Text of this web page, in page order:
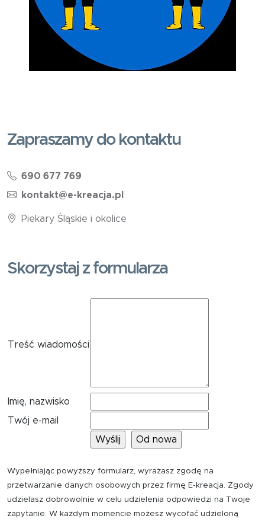
Zapraszamy do kontaktu
690 677 769
kontakt@e-kreacja.pl
Piekary Śląskie i okolice
Skorzystaj z formularza
Treść wiadomości
Imię, nazwisko
Twój e-mail
Wypełniając powyższy formularz, wyrażasz zgodę na
przetwarzanie danych osobowych przez firmę E-kreacja. Zgody
udzielasz dobrowolnie w celu udzielenia odpowiedzi na Twoje
zapytanie. W każdym momencie możesz wycofać udzieloną